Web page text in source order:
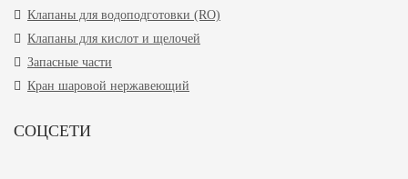
Клапаны для водоподготовки (RO)
Клапаны для кислот и щелочей
Запасные части
Кран шаровой нержавеющий
СОЦСЕТИ